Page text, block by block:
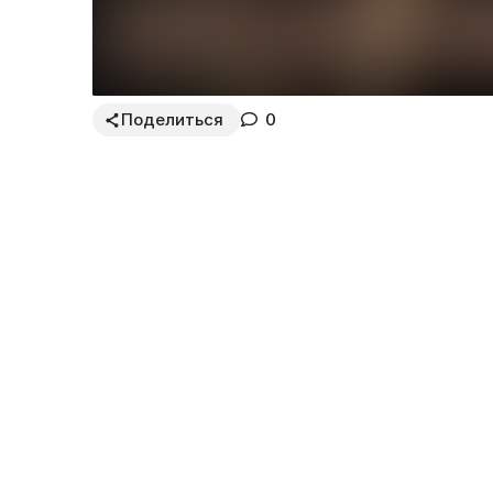
Поделиться 0